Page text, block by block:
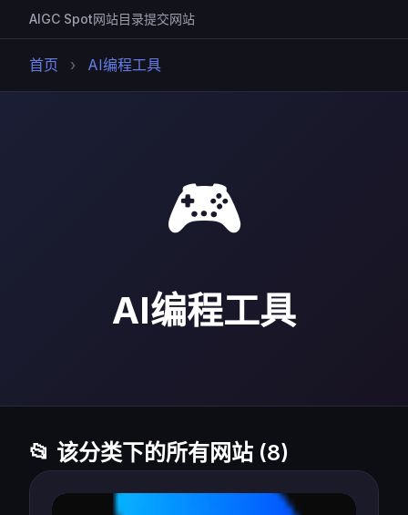
AIGC Spot网站目录提交网站
首页 › AI编程工具
🎮
AI编程工具
📂 该分类下的所有网站 (8)